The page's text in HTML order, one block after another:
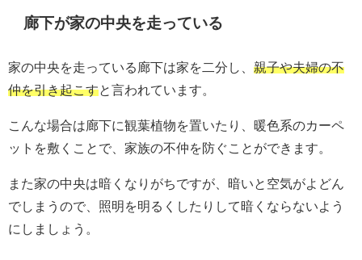
廊下が家の中央を走っている
家の中央を走っている廊下は家を二分し、 親子や夫婦の不
仲を引き起こすと言われています。
こんな場合は廊下に観葉植物を置いたり、暖色系のカーペ
ットを敷くことで、家族の不仲を防ぐことができます。
また家の中央は暗くなりがちですが、暗いと空気がよどん
でしまうので、照明を明るくしたりして暗くならないよう
にしましょう。